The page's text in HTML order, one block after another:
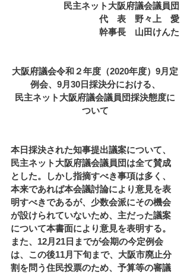
民主ネット大阪府議会議員団
代　表　野々上　愛
幹事長　山田けんた
大阪府議会令和２年度（2020年度）9月定
例会、9月30日採決分における、
民主ネット大阪府議会議員団採決態度に
ついて
本日採決された知事提出議案について、
民主ネット大阪府議会議員団は全て賛成
とした。しかし指摘すべき事項は多く、
本来であれば本会議討論により意見を表
明すべきであるが、少数会派にその機会
が設けられていないため、主だった議案
について本書面により意見を表明する。
また、12月21日までが会期の今定例会
は、この後11月下旬まで、大阪市廃止分
割を問う住民投票のため、予算等の審議